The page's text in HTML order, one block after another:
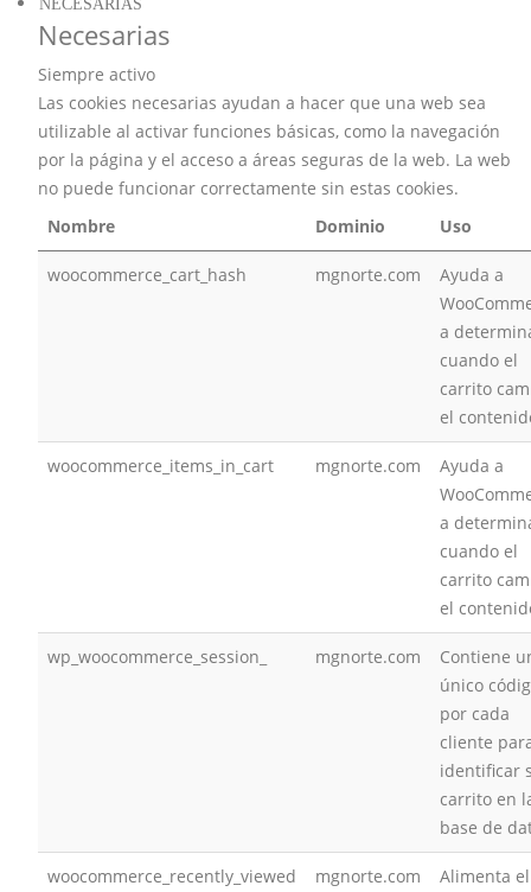
NECESARIAS
Necesarias
Siempre activo
Las cookies necesarias ayudan a hacer que una web sea
utilizable al activar funciones básicas, como la navegación
por la página y el acceso a áreas seguras de la web. La web
no puede funcionar correctamente sin estas cookies.
Nombre
Dominio Uso
woocommerce_cart_hash mgnorte.com
Ayuda a
a
cuando el
carrito
el
woocommerce_items_in_cart mgnorte.com
Ayuda a
a
cuando el
carrito
el
wp_woocommerce_session_ mgnorte.com
Contiene
único
por cada
cliente
identificar
carrito en
base de
woocommerce_recently_viewed mgnorte.com
Alimenta el